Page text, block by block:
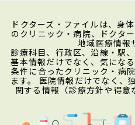
ドクターズ・ファイルは、身
のクリニック・病院、ドクタ
地域医療情報
診療科目、行政区、沿線・駅
基本情報だけでなく、気にな
条件に合ったクリニック・病
ます。 医院情報だけでなく、
関する情報（診療方針や得意